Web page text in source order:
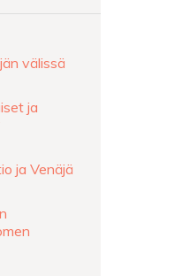
välissä
ja
ja Venäjä